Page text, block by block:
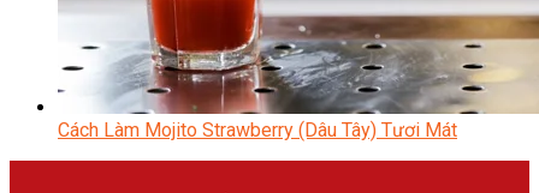
Cách Làm Mojito Strawberry (Dâu Tây) Tươi Mát